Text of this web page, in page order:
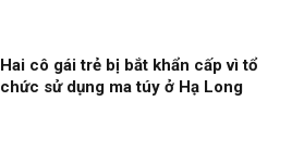
Hai cô gái trẻ bị bắt khẩn cấp vì tổ
chức sử dụng ma túy ở Hạ Long